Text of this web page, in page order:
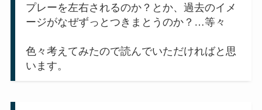
プレーを左右されるのか？とか、過去のイメ
ージがなぜずっとつきまとうのか？…等々
色々考えてみたので読んでいただければと思
います。